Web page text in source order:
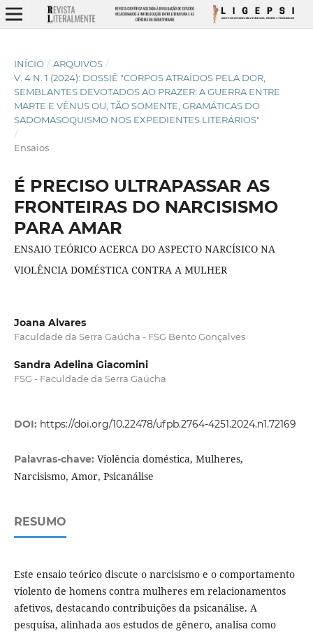
INÍCIO / ARQUIVOS /
V. 4 N. 1 (2024): DOSSIÊ "CORPOS ATRAÍDOS PELA DOR,
SEMBLANTES DEVOTADOS AO PRAZER: A GUERRA ENTRE
MARTE E VÊNUS OU, TÃO SOMENTE, GRAMÁTICAS DO
SADOMASOQUISMO NOS EXPEDIENTES LITERÁRIOS"
/
Ensaios
É PRECISO ULTRAPASSAR AS
FRONTEIRAS DO NARCISISMO
PARA AMAR
ENSAIO TEÓRICO ACERCA DO ASPECTO NARCÍSICO NA
VIOLÊNCIA DOMÉSTICA CONTRA A MULHER
Joana Alvares
Faculdade da Serra Gaúcha - FSG Bento Gonçalves
Sandra Adelina Giacomini
FSG - Faculdade da Serra Gaúcha
DOI: https://doi.org/10.22478/ufpb.2764-4251.2024.n1.72169
Palavras-chave: Violência doméstica, Mulheres,
Narcisismo, Amor, Psicanálise
RESUMO
Este ensaio teórico discute o narcisismo e o comportamento
violento de homens contra mulheres em relacionamentos
afetivos, destacando contribuições da psicanálise. A
pesquisa, alinhada aos estudos de gênero, analisa como